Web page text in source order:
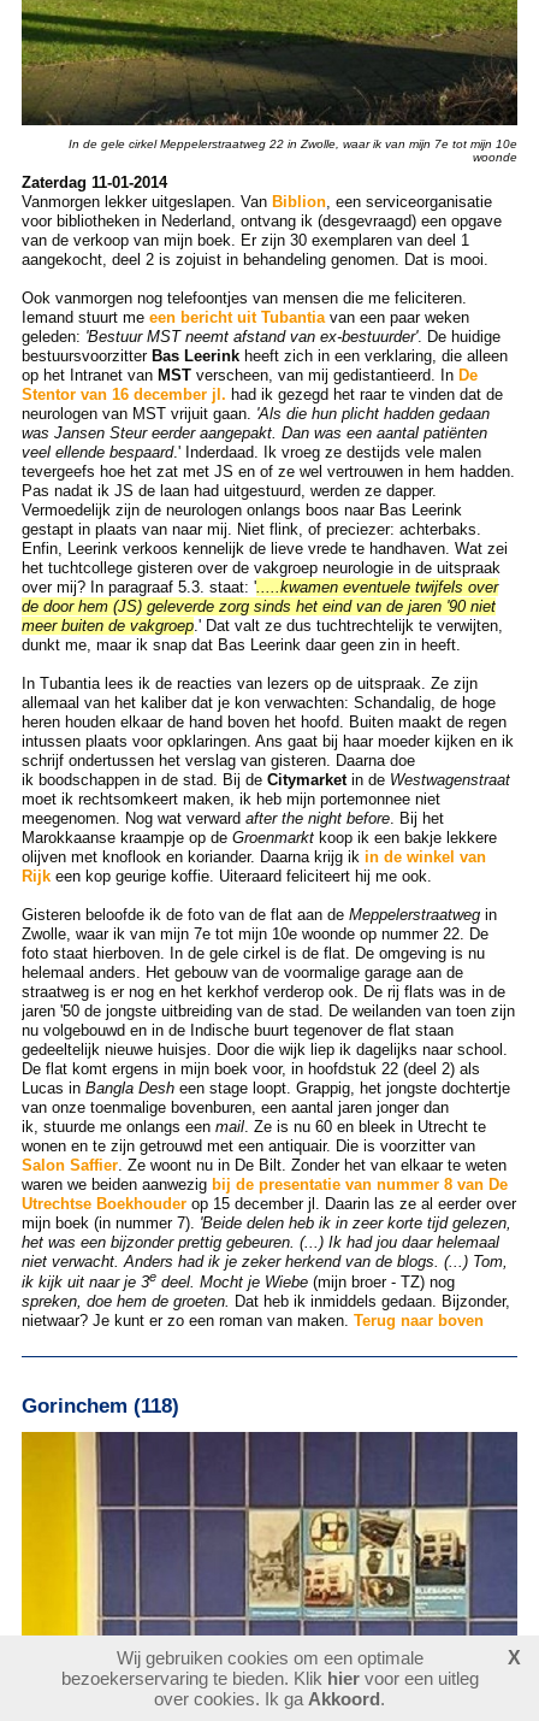
In de gele cirkel Meppelerstraatweg 22 in Zwolle, waar ik van mijn 7e tot mijn 10e
woonde
Zaterdag 11-01-2014
Vanmorgen lekker uitgeslapen. Van Biblion, een serviceorganisatie
voor bibliotheken in Nederland, ontvang ik (desgevraagd) een opgave
van de verkoop van mijn boek. Er zijn 30 exemplaren van deel 1
aangekocht, deel 2 is zojuist in behandeling genomen. Dat is mooi.
Ook vanmorgen nog telefoontjes van mensen die me feliciteren.
Iemand stuurt me een bericht uit Tubantiavan een paar weken
geleden: 'Bestuur MST neemt afstand van ex-bestuurder'. De huidige
bestuursvoorzitter Bas Leerinkheeft zich in een verklaring, die alleen
op het Intranet van MSTverscheen, van mij gedistantieerd. In De
Stentor van 16 december jl. had ik gezegd het raar te vinden dat de
neurologen van MST vrijuit gaan. 'Als die hun plicht hadden gedaan
was Jansen Steur eerder aangepakt. Dan was een aantal patiënten
veel ellende bespaard.' Inderdaad. Ik vroeg ze destijds vele malen
tevergeefs hoe het zat met JS en of ze wel vertrouwen in hem hadden.
Pas nadat ik JS de laan had uitgestuurd, werden ze dapper.
Vermoedelijk zijn de neurologen onlangs boos naar Bas Leerink
gestapt in plaats van naar mij. Niet flink, of preciezer: achterbaks.
Enfin, Leerink verkoos kennelijk de lieve vrede te handhaven. Wat zei
het tuchtcollege gisteren over de vakgroep neurologie in de uitspraak
over mij? In paragraaf 5.3. staat: '.....kwamen eventuele twijfels over
de door hem (JS) geleverde zorg sinds het eind van de jaren '90 niet
meer buiten de vakgroep.' Dat valt ze dus tuchtrechtelijk te verwijten,
dunkt me, maar ik snap dat Bas Leerink daar geen zin in heeft.
In Tubantia lees ik de reacties van lezers op de uitspraak. Ze zijn
allemaal van het kaliber dat je kon verwachten: Schandalig, de hoge
heren houden elkaar de hand boven het hoofd. Buiten maakt de regen
intussen plaats voor opklaringen. Ans gaat bij haar moeder kijken en ik
schrijf ondertussen het verslag van gisteren. Daarna doe
ik boodschappen in de stad. Bij de Citymarketin de Westwagenstraat
moet ik rechtsomkeert maken, ik heb mijn portemonnee niet
meegenomen. Nog wat verward after the night before. Bij het
Marokkaanse kraampje op de Groenmarktkoop ik een bakje lekkere
olijven met knoflook en koriander. Daarna krijg ik in de winkel van
Rijkeen kop geurige koffie. Uiteraard feliciteert hij me ook.
Gisteren beloofde ik de foto van de flat aan deMeppelerstraatwegin
Zwolle, waar ik van mijn 7e tot mijn 10e woonde op nummer 22. De
foto staat hierboven. In de gele cirkel is de flat. De omgeving is nu
helemaal anders. Het gebouw van de voormalige garage aan de
straatweg is er nog en het kerkhof verderop ook. De rij flats was in de
jaren '50 de jongste uitbreiding van de stad. De weilanden van toen zijn
nu volgebouwd en in de Indische buurt tegenover de flat staan
gedeeltelijk nieuwe huisjes. Door die wijk liep ik dagelijks naar school.
De flat komt ergens in mijn boek voor, in hoofdstuk 22 (deel 2) als
Lucas in Bangla Desheen stage loopt. Grappig, het jongste dochtertje
van onze toenmalige bovenburen, een aantal jaren jonger dan
ik, stuurde me onlangs een mail. Ze is nu 60 en bleek in Utrecht te
wonen en te zijn getrouwd met een antiquair. Die is voorzitter van
Salon Saffier. Ze woont nu in De Bilt. Zonder het van elkaar te weten
waren we beiden aanwezig bij de presentatie van nummer 8 van De
Utrechtse Boekhouderop 15 december jl. Daarin las ze al eerder over
mijn boek (in nummer 7). 'Beide delen heb ik in zeer korte tijd gelezen,
het was een bijzonder prettig gebeuren. (...) Ik had jou daar helemaal
niet verwacht. Anders had ik je zeker herkend van de blogs. (...) Tom,
ik kijk uit naar je 3edeel. Mocht je Wiebe(mijn broer - TZ) nog
spreken, doe hem de groeten. Dat heb ik inmiddels gedaan. Bijzonder,
nietwaar? Je kunt er zo een roman van maken. Terug naar boven
Gorinchem (118)
Wij gebruiken cookies om een optimale
bezoekerservaring te bieden. Klik hiervoor een uitleg
over cookies. Ik ga Akkoord.
X